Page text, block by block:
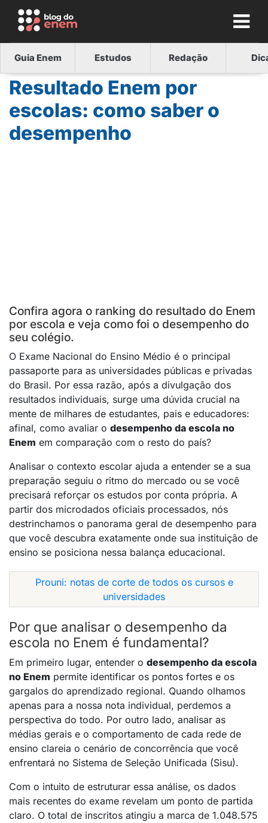
Guia Enem Estudos Redação
Resultado Enem por
escolas: como saber o
desempenho
Confira agora o ranking do resultado do Enem
por escola e veja como foi o desempenho do
seu colégio.
O Exame Nacional do Ensino Médio é o principal
passaporte para as universidades públicas e privadas
do Brasil. Por essa razão, após a divulgação dos
resultados individuais, surge uma dúvida crucial na
mente de milhares de estudantes, pais e educadores:
afinal, como avaliar o desempenho da escola no
Enem em comparação com o resto do país?
Analisar o contexto escolar ajuda a entender se a sua
preparação seguiu o ritmo do mercado ou se você
precisará reforçar os estudos por conta própria. A
partir dos microdados oficiais processados, nós
destrinchamos o panorama geral de desempenho para
que você descubra exatamente onde sua instituição de
ensino se posiciona nessa balança educacional.
Prouni: notas de corte de todos os cursos e
universidades
Por que analisar o desempenho da
escola no Enem é fundamental?
Em primeiro lugar, entender o desempenho da escola
no Enem permite identificar os pontos fortes e os
gargalos do aprendizado regional. Quando olhamos
apenas para a nossa nota individual, perdemos a
perspectiva do todo. Por outro lado, analisar as
médias gerais e o comportamento de cada rede de
ensino clareia o cenário de concorrência que você
enfrentará no Sistema de Seleção Unificada (Sisu).
Com o intuito de estruturar essa análise, os dados
mais recentes do exame revelam um ponto de partida
claro. O total de inscritos atingiu a marca de 1.048.575